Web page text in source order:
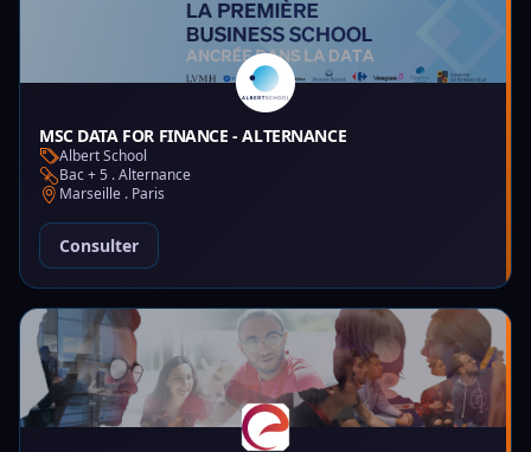
MSC DATA FOR FINANCE - ALTERNANCE
Albert School
Bac + 5 . Alternance
Marseille . Paris
Consulter